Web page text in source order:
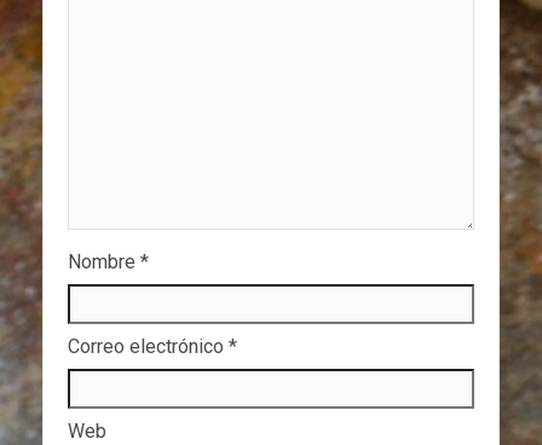
Nombre *
Correo electrónico *
Web